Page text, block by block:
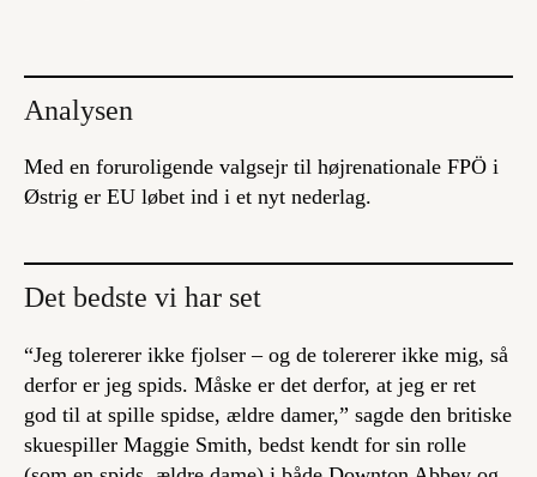
Analysen
Med en foruroligende valgsejr til højrenationale FPÖ i
Østrig er EU løbet ind i et nyt nederlag.
Det bedste vi har set
“Jeg tolererer ikke fjolser – og de tolererer ikke mig, så
derfor er jeg spids. Måske er det derfor, at jeg er ret
god til at spille spidse, ældre damer,” sagde den britiske
skuespiller Maggie Smith, bedst kendt for sin rolle